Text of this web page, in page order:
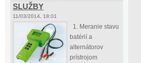
SLUŽBY
11/03/2014, 18:01
1. Meranie stavu
batérií a
alternátorov
prístrojom